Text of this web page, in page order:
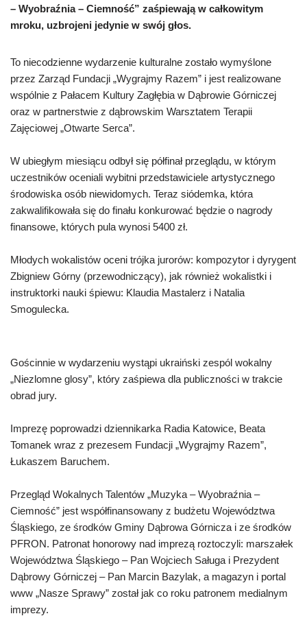
– Wyobraźnia – Ciemność” zaśpiewają w całkowitym
mroku, uzbrojeni jedynie w swój głos.
To niecodzienne wydarzenie kulturalne zostało wymyślone
przez Zarząd Fundacji „Wygrajmy Razem” i jest realizowane
wspólnie z Pałacem Kultury Zagłębia w Dąbrowie Górniczej
oraz w partnerstwie z dąbrowskim Warsztatem Terapii
Zajęciowej „Otwarte Serca”.
W ubiegłym miesiącu odbył się półfinał przeglądu, w którym
uczestników oceniali wybitni przedstawiciele artystycznego
środowiska osób niewidomych. Teraz siódemka, która
zakwalifikowała się do finału konkurować będzie o nagrody
finansowe, których pula wynosi 5400 zł.
Młodych wokalistów oceni trójka jurorów: kompozytor i dyrygent
Zbigniew Górny (przewodniczący), jak również wokalistki i
instruktorki nauki śpiewu: Klaudia Mastalerz i Natalia
Smogulecka.
Gościnnie w wydarzeniu wystąpi ukraiński zespól wokalny
„Niezlomne glosy”, który zaśpiewa dla publiczności w trakcie
obrad jury.
Imprezę poprowadzi dziennikarka Radia Katowice, Beata
Tomanek wraz z prezesem Fundacji „Wygrajmy Razem”,
Łukaszem Baruchem.
Przegląd Wokalnych Talentów „Muzyka – Wyobraźnia –
Ciemność” jest współfinansowany z budżetu Województwa
Śląskiego, ze środków Gminy Dąbrowa Górnicza i ze środków
PFRON. Patronat honorowy nad imprezą roztoczyli: marszałek
Województwa Śląskiego – Pan Wojciech Saługa i Prezydent
Dąbrowy Górniczej – Pan Marcin Bazylak, a magazyn i portal
www „Nasze Sprawy” został jak co roku patronem medialnym
imprezy.